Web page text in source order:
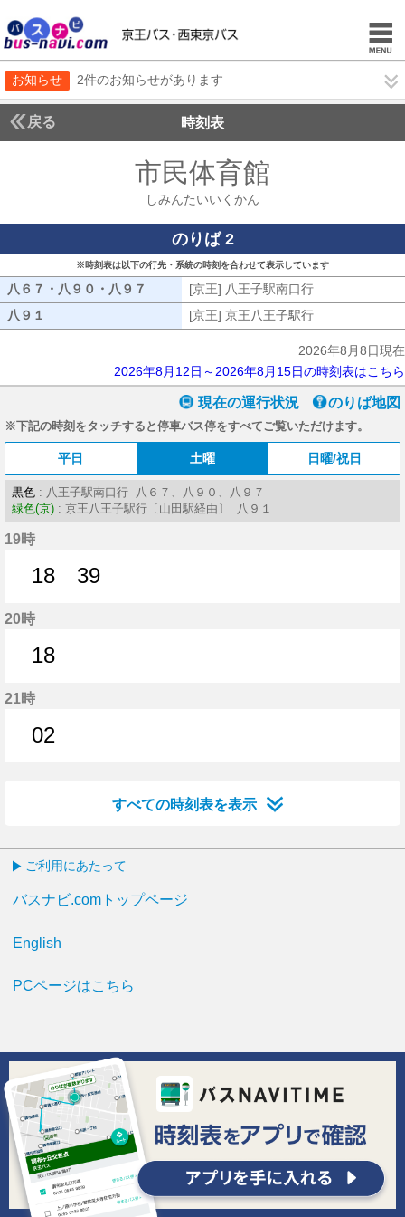
お知らせ 2件のお知らせがあります
戻る 時刻表
市民体育館
しみんたいいくかん
のりば 2
※時刻表は以下の行先・系統の時刻を合わせて表示しています
八６７・八９０・八９７ 八６７・八９０・八９７
[京王] 八王子駅南口行
八９１
[京王] 京王八王子駅行
2026年8月8日現在
2026年8月12日～2026年8月15日の時刻表はこちら
現在の運行状況 のりば地図
※下記の時刻をタッチすると停車バス停をすべてご覧いただけます。
平日 土曜 日曜/祝日
黒色 : 八王子駅南口行 八６７、八９０、八９７
緑色(京) : 京王八王子駅行〔山田駅経由〕 八９１
19時
18
39
20時
18
21時
02
すべての時刻表を表示
ご利用にあたって
バスナビ.comトップページ
English
PCページはこちら